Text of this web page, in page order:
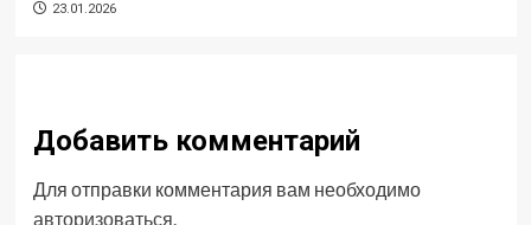
23.01.2026
Добавить комментарий
Для отправки комментария вам необходимо
авторизоваться.